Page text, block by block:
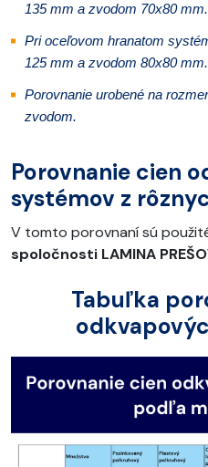
135 mm a zvodom 70x80
Pri oceľovom hranatom
125 mm a zvodom 80x80
Porovnanie urobené na
zvodom.
Porovnanie cien
systémov z
V tomto porovnaní sú
spoločnosti LAMINA
Tabuľka